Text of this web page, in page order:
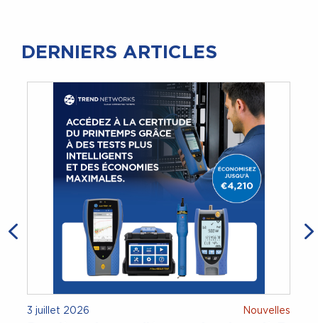
DERNIERS ARTICLES
3 juillet 2026 Nouvelles